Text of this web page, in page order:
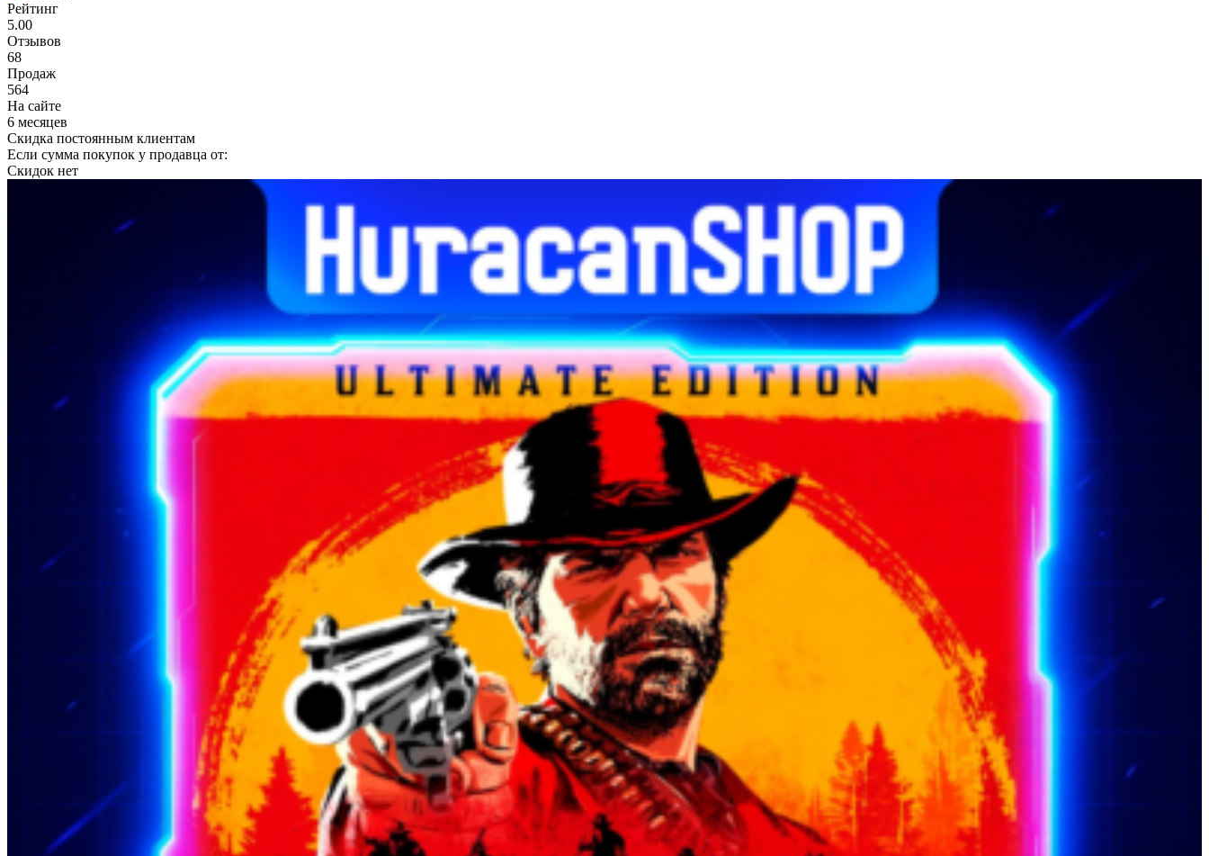
Рейтинг
5.00
Отзывов
68
Продаж
564
На сайте
6 месяцев
Скидка постоянным клиентам
Если сумма покупок у продавца от:
Скидок нет